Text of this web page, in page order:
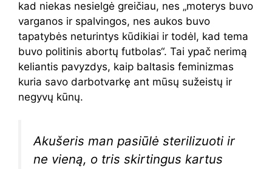
kad niekas nesielgė greičiau, nes „moterys buvo
varganos ir spalvingos, nes aukos buvo
tapatybės neturintys kūdikiai ir todėl, kad tema
buvo politinis abortų futbolas“. Tai ypač nerimą
keliantis pavyzdys, kaip baltasis feminizmas
kuria savo darbotvarkę ant mūsų sužeistų ir
negyvų kūnų.
Akušeris man pasiūlė sterilizuoti ir
ne vieną, o tris skirtingus kartus